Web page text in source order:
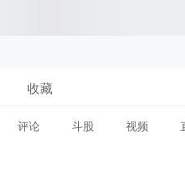
收藏
评论 斗股 视频